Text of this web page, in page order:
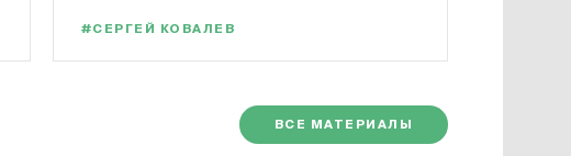
#СЕРГЕЙ КОВАЛЕВ
ВСЕ МАТЕРИАЛЫ